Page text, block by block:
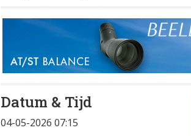
Datum & Tijd
04-05-2026 07:15